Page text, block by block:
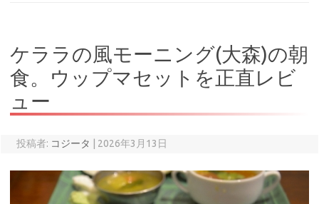
ケララの風モーニング(大森)の朝
食。ウップマセットを正直レビ
ュー
投稿者: コジータ 2026年3月13日